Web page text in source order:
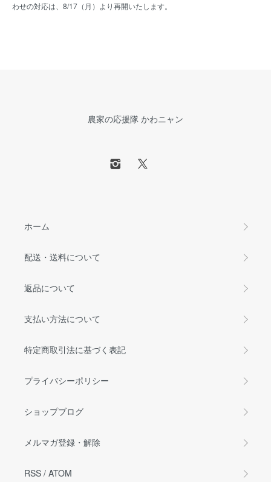
わせの対応は、8/17（月）より再開いたします。
農家の応援隊 かわニャン
ホーム
配送・送料について
返品について
支払い方法について
特定商取引法に基づく表記
プライバシーポリシー
ショップブログ
メルマガ登録・解除
RSS / ATOM